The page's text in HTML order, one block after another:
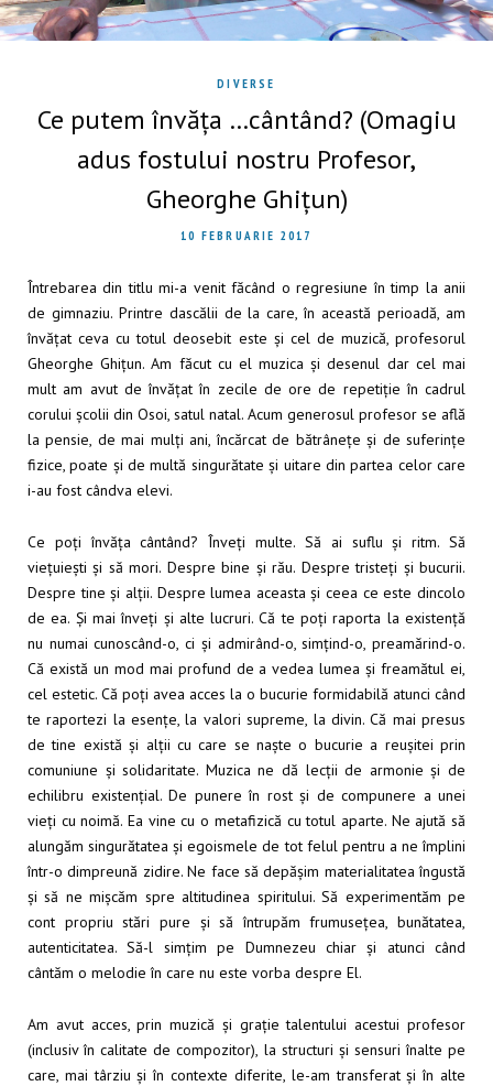
DIVERSE
Ce putem învăța …cântând? (Omagiu
adus fostului nostru Profesor,
Gheorghe Ghițun)
10 FEBRUARIE 2017
Întrebarea din titlu mi-a venit făcând o regresiune în timp la anii
de gimnaziu. Printre dascălii de la care, în această perioadă, am
învățat ceva cu totul deosebit este și cel de muzică, profesorul
Gheorghe Ghițun. Am făcut cu el muzica și desenul dar cel mai
mult am avut de învățat în zecile de ore de repetiție în cadrul
corului școlii din Osoi, satul natal. Acum generosul profesor se află
la pensie, de mai mulți ani, încărcat de bătrânețe și de suferințe
fizice, poate și de multă singurătate și uitare din partea celor care
i-au fost cândva elevi.
Ce poți învăța cântând? Înveți multe. Să ai suflu și ritm. Să
viețuiești și să mori. Despre bine și rău. Despre tristeți și bucurii.
Despre tine și alții. Despre lumea aceasta și ceea ce este dincolo
de ea. Și mai înveți și alte lucruri. Că te poți raporta la existență
nu numai cunoscând-o, ci și admirând-o, simțind-o, preamărind-o.
Că există un mod mai profund de a vedea lumea și freamătul ei,
cel estetic. Că poți avea acces la o bucurie formidabilă atunci când
te raportezi la esențe, la valori supreme, la divin. Că mai presus
de tine există și alții cu care se naște o bucurie a reușitei prin
comuniune și solidaritate. Muzica ne dă lecții de armonie și de
echilibru existențial. De punere în rost și de compunere a unei
vieți cu noimă. Ea vine cu o metafizică cu totul aparte. Ne ajută să
alungăm singurătatea și egoismele de tot felul pentru a ne împlini
într-o dimpreună zidire. Ne face să depășim materialitatea îngustă
și să ne mișcăm spre altitudinea spiritului. Să experimentăm pe
cont propriu stări pure și să întrupăm frumusețea, bunătatea,
autenticitatea. Să-l simțim pe Dumnezeu chiar și atunci când
cântăm o melodie în care nu este vorba despre El.
Am avut acces, prin muzică și grație talentului acestui profesor
(inclusiv în calitate de compozitor), la structuri și sensuri înalte pe
care, mai târziu și în contexte diferite, le-am transferat și în alte